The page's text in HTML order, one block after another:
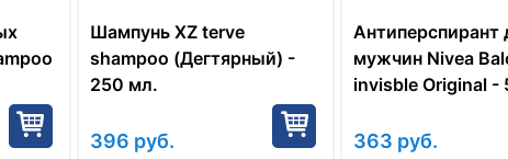
Шампунь XZ terve
shampoo (Дегтярный) -
250 мл.
396 руб.
Антиперспирант
мужчин Nivea
invisble Original -
363 руб.